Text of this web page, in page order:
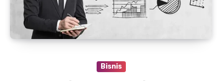
Bisnis